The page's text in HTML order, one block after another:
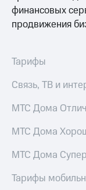
Покупка
полисов
МТС
МТС
деньги
Тарифы
RED,
с карты
МТС
Обзоры
товаров
Скидки
до 40%
на
финансовых
продвижения
Тарифы
Связь, ТВ и
МТС Дома
МТС Дома
МТС Дома Супер
Тарифы